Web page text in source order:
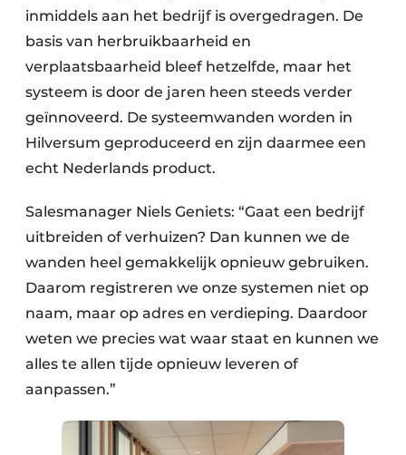
inmiddels aan het bedrijf is overgedragen. De
basis van herbruikbaarheid en
verplaatsbaarheid bleef hetzelfde, maar het
systeem is door de jaren heen steeds verder
geïnnoveerd. De systeemwanden worden in
Hilversum geproduceerd en zijn daarmee een
echt Nederlands product.
Salesmanager Niels Geniets: “Gaat een bedrijf
uitbreiden of verhuizen? Dan kunnen we de
wanden heel gemakkelijk opnieuw gebruiken.
Daarom registreren we onze systemen niet op
naam, maar op adres en verdieping. Daardoor
weten we precies wat waar staat en kunnen we
alles te allen tijde opnieuw leveren of
aanpassen.”